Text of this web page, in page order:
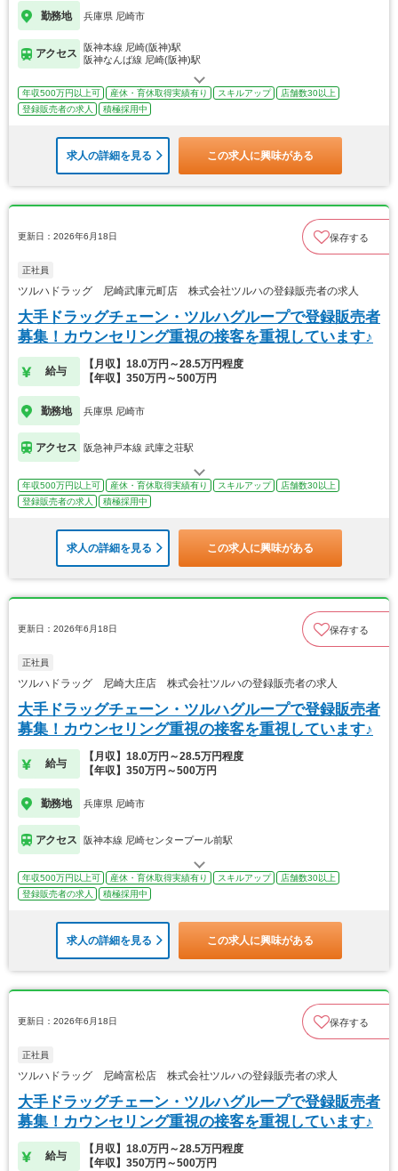
勤務地 兵庫県 尼崎市
アクセス
阪神本線 尼崎(阪神)駅
阪神なんば線 尼崎(阪神)駅
年収500万円以上可 産休・育休取得実績有り スキルアップ
店舗数30以上
登録販売者の求人
積極採用中
求人の詳細を見る この求人に興味がある
更新日：2026年6月18日 保存する
正社員
ツルハドラッグ 尼崎武庫元町店 株式会社ツルハの登録販売者の求人
大手ドラッグチェーン・ツルハグループで登録販売者
募集！カウンセリング重視の接客を重視しています♪
給与
【月収】18.0万円～28.5万円程度
【年収】350万円～500万円
勤務地 兵庫県 尼崎市
アクセス 阪急神戸本線 武庫之荘駅
年収500万円以上可 産休・育休取得実績有り スキルアップ
店舗数30以上
登録販売者の求人
積極採用中
求人の詳細を見る この求人に興味がある
更新日：2026年6月18日 保存する
正社員
ツルハドラッグ 尼崎大庄店 株式会社ツルハの登録販売者の求人
大手ドラッグチェーン・ツルハグループで登録販売者
募集！カウンセリング重視の接客を重視しています♪
給与
【月収】18.0万円～28.5万円程度
【年収】350万円～500万円
勤務地 兵庫県 尼崎市
アクセス 阪神本線 尼崎センタープール前駅
年収500万円以上可 産休・育休取得実績有り スキルアップ
店舗数30以上
登録販売者の求人
積極採用中
求人の詳細を見る この求人に興味がある
更新日：2026年6月18日 保存する
正社員
ツルハドラッグ 尼崎富松店 株式会社ツルハの登録販売者の求人
大手ドラッグチェーン・ツルハグループで登録販売者
募集！カウンセリング重視の接客を重視しています♪
給与
【月収】18.0万円～28.5万円程度
【年収】350万円～500万円